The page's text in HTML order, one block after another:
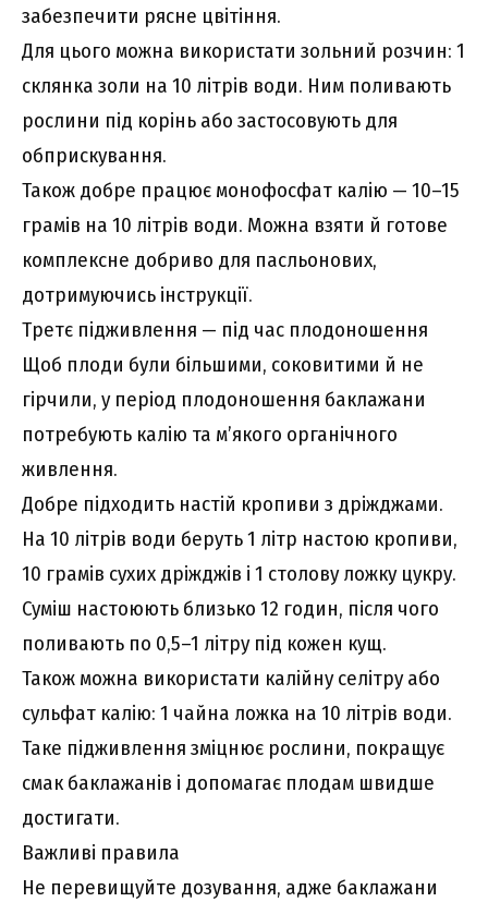
забезпечити рясне цвітіння.
Для цього можна використати зольний розчин: 1
склянка золи на 10 літрів води. Ним поливають
рослини під корінь або застосовують для
обприскування.
Також добре працює монофосфат калію — 10–15
грамів на 10 літрів води. Можна взяти й готове
комплексне добриво для пасльонових,
дотримуючись інструкції.
Третє підживлення — під час плодоношення
Щоб плоди були більшими, соковитими й не
гірчили, у період плодоношення баклажани
потребують калію та м’якого органічного
живлення.
Добре підходить настій кропиви з дріжджами.
На 10 літрів води беруть 1 літр настою кропиви,
10 грамів сухих дріжджів і 1 столову ложку цукру.
Суміш настоюють близько 12 годин, після чого
поливають по 0,5–1 літру під кожен кущ.
Також можна використати калійну селітру або
сульфат калію: 1 чайна ложка на 10 літрів води.
Таке підживлення зміцнює рослини, покращує
смак баклажанів і допомагає плодам швидше
достигати.
Важливі правила
Не перевищуйте дозування, адже баклажани